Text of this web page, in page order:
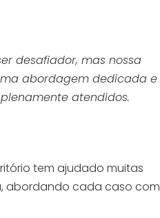
desafiador, mas nossa
abordagem dedicada e
atendidos.
tem ajudado muitas
abordando cada caso com